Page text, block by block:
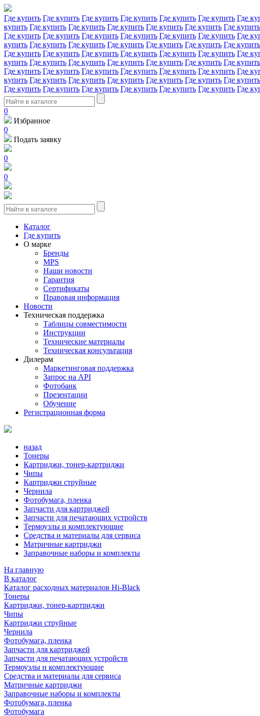
Где купить Где купить Где купить Где купить Где купить Где купить Где
купить Где купить Где купить Где купить Где купить Где купить Где купить
Где купить Где купить Где купить Где купить Где купить Где купить Где
купить Где купить Где купить Где купить Где купить Где купить Где купить
Где купить Где купить Где купить Где купить Где купить Где купить Где
купить Где купить Где купить Где купить Где купить Где купить Где купить
Где купить Где купить Где купить Где купить Где купить Где купить Где
купить Где купить Где купить Где купить Где купить Где купить Где купить
Где купить Где купить Где купить Где купить Где купить Где купить Где
0
Избранное
0
Подать заявку
0
0
Каталог
Где купить
О марке
Бренды
MPS
Наши новости
Гарантия
Сертификаты
Правовая информация
Новости
Техническая поддержка
Таблицы совместимости
Инструкции
Технические материалы
Техническая консультация
Дилерам
Маркетинговая поддержка
Запрос на API
Фотобанк
Презентации
Обучение
Регистрационная форма
назад
Тонеры
Картриджи, тонер-картриджи
Чипы
Картриджи струйные
Чернила
Фотобумага, пленка
Запчасти для картриджей
Запчасти для печатающих устройств
Термоузлы и комплектующие
Средства и материалы для сервиса
Матричные картриджи
Заправочные наборы и комплекты
На главную
В каталог
Каталог расходных материалов Hi-Black
Тонеры
Картриджи, тонер-картриджи
Чипы
Картриджи струйные
Чернила
Фотобумага, пленка
Запчасти для картриджей
Запчасти для печатающих устройств
Термоузлы и комплектующие
Средства и материалы для сервиса
Матричные картриджи
Заправочные наборы и комплекты
Фотобумага, пленка
Фотобумага